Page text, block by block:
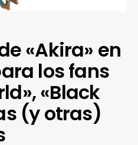
«Akira» en
los fans
«Black
(y otras)